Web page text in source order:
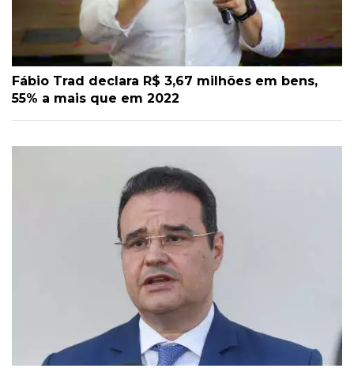
Fábio Trad declara R$ 3,67 milhões em bens,
55% a mais que em 2022